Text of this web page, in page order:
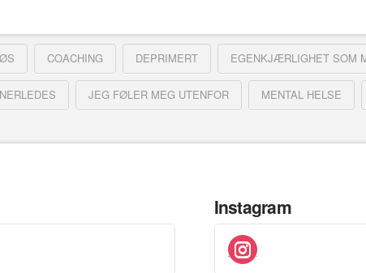
COACHING DEPRIMERT EGENKJÆRLIGHET SOM
JEG FØLER MEG UTENFOR MENTAL HELSE
Instagram
instagram